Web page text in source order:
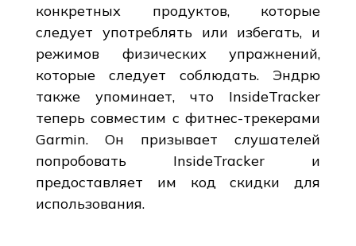
конкретных продуктов, которые
следует употреблять или избегать, и
режимов физических упражнений,
которые следует соблюдать. Эндрю
также упоминает, что InsideTracker
теперь совместим с фитнес-трекерами
Garmin. Он призывает слушателей
попробовать InsideTracker и
предоставляет им код скидки для
использования.